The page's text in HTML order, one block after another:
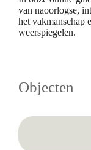
van naoorlogse,
het vakmanschap
weerspiegelen.
Objecten